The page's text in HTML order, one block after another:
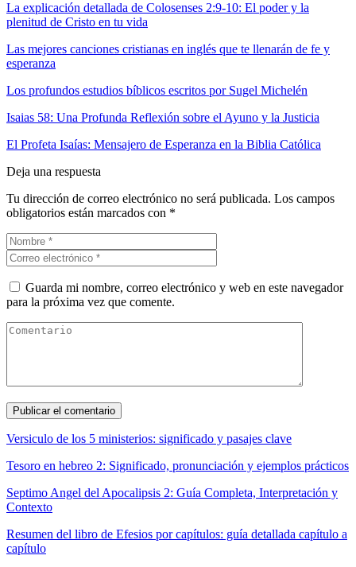
La explicación detallada de Colosenses 2:9-10: El poder y la
plenitud de Cristo en tu vida
Las mejores canciones cristianas en inglés que te llenarán de fe y
esperanza
Los profundos estudios bíblicos escritos por Sugel Michelén
Isaias 58: Una Profunda Reflexión sobre el Ayuno y la Justicia
El Profeta Isaías: Mensajero de Esperanza en la Biblia Católica
Deja una respuesta
Tu dirección de correo electrónico no será publicada. Los campos
obligatorios están marcados con *
Guarda mi nombre, correo electrónico y web en este navegador
para la próxima vez que comente.
Versiculo de los 5 ministerios: significado y pasajes clave
Tesoro en hebreo 2: Significado, pronunciación y ejemplos prácticos
Septimo Angel del Apocalipsis 2: Guía Completa, Interpretación y
Contexto
Resumen del libro de Efesios por capítulos: guía detallada capítulo a
capítulo